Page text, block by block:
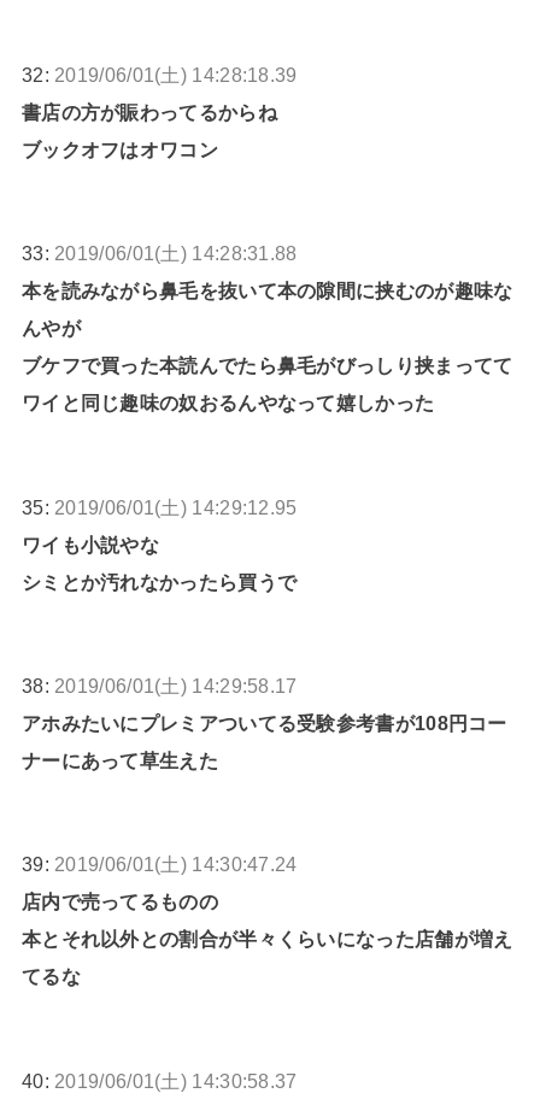
32: 2019/06/01(土) 14:28:18.39
書店の方が賑わってるからね
ブックオフはオワコン
33: 2019/06/01(土) 14:28:31.88
本を読みながら鼻毛を抜いて本の隙間に挟むのが趣味な
んやが
ブケフで買った本読んでたら鼻毛がびっしり挟まってて
ワイと同じ趣味の奴おるんやなって嬉しかった
35: 2019/06/01(土) 14:29:12.95
ワイも小説やな
シミとか汚れなかったら買うで
38: 2019/06/01(土) 14:29:58.17
アホみたいにプレミアついてる受験参考書が108円コー
ナーにあって草生えた
39: 2019/06/01(土) 14:30:47.24
店内で売ってるものの
本とそれ以外との割合が半々くらいになった店舗が増え
てるな
40: 2019/06/01(土) 14:30:58.37